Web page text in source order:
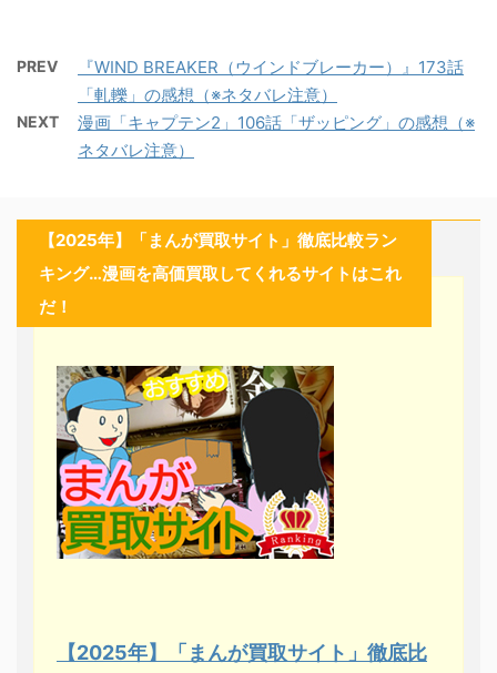
PREV
『WIND BREAKER（ウインドブレーカー）』173話
「軋轢」の感想（※ネタバレ注意）
NEXT
漫画「キャプテン2」106話「ザッピング」の感想（※
ネタバレ注意）
【2025年】「まんが買取サイト」徹底比較ラン
キング…漫画を高価買取してくれるサイトはこれ
だ！
【2025年】「まんが買取サイト」徹底比